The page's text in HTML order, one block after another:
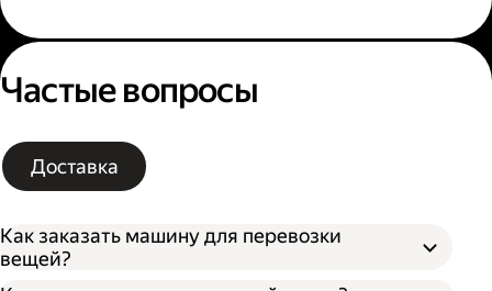
Частые вопросы
Доставка
Как заказать машину для перевозки
вещей?